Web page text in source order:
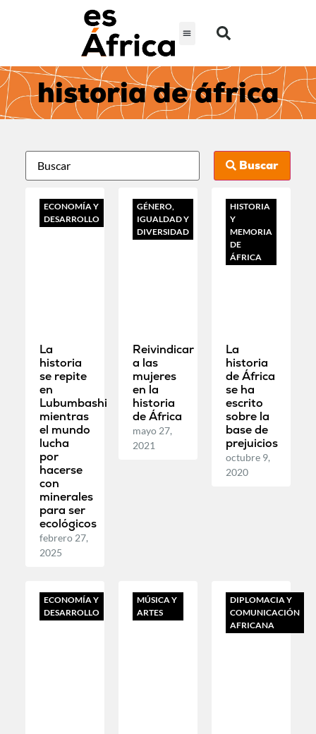
historia de áfrica
Buscar
ECONOMÍA Y
DESARROLLO
La
historia
se repite
en
Lubumbashi
mientras
el mundo
lucha
por
hacerse
con
minerales
para ser
ecológicos
febrero 27,
2025
GÉNERO,
IGUALDAD Y
DIVERSIDAD
Reivindicar
a las
mujeres
en la
historia
de África
mayo 27,
2021
HISTORIA
Y
MEMORIA
DE
ÁFRICA
La
historia
de África
se ha
escrito
sobre la
base de
prejuicios
octubre 9,
2020
ECONOMÍA Y
DESARROLLO
MÚSICA Y
ARTES
DIPLOMACIA Y
COMUNICACIÓN
AFRICANA